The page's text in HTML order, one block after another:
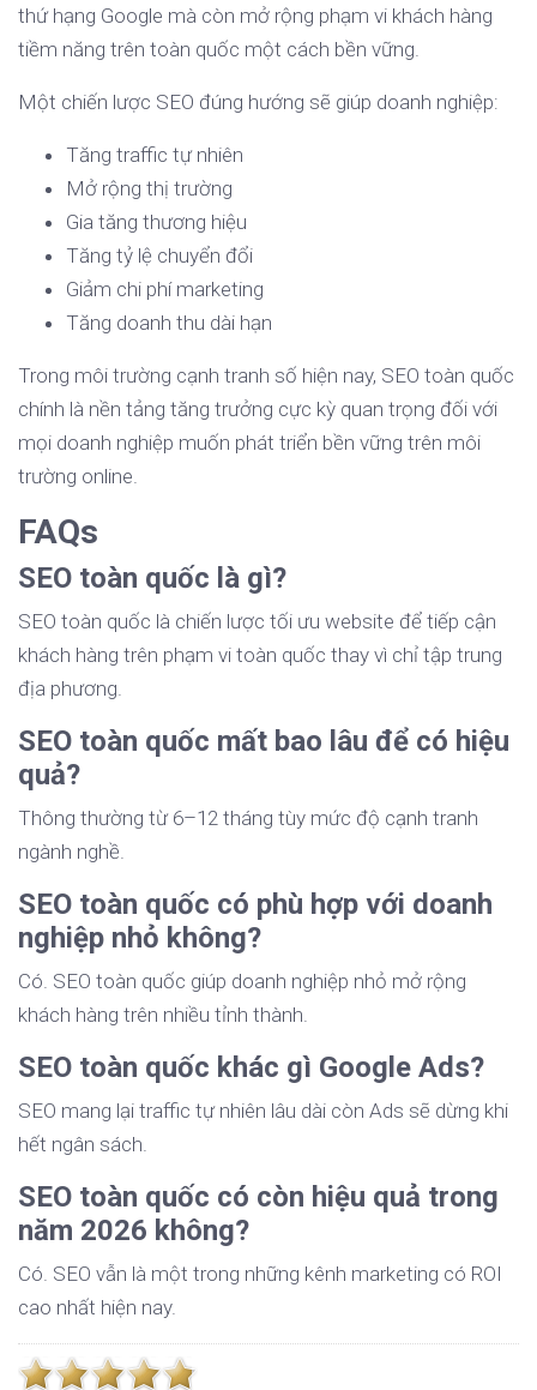
thứ hạng Google mà còn mở rộng phạm vi khách hàng
tiềm năng trên toàn quốc một cách bền vững.
Một chiến lược SEO đúng hướng sẽ giúp doanh nghiệp:
Tăng traffic tự nhiên
Mở rộng thị trường
Gia tăng thương hiệu
Tăng tỷ lệ chuyển đổi
Giảm chi phí marketing
Tăng doanh thu dài hạn
Trong môi trường cạnh tranh số hiện nay, SEO toàn quốc
chính là nền tảng tăng trưởng cực kỳ quan trọng đối với
mọi doanh nghiệp muốn phát triển bền vững trên môi
trường online.
FAQs
SEO toàn quốc là gì?
SEO toàn quốc là chiến lược tối ưu website để tiếp cận
khách hàng trên phạm vi toàn quốc thay vì chỉ tập trung
địa phương.
SEO toàn quốc mất bao lâu để có hiệu
quả?
Thông thường từ 6–12 tháng tùy mức độ cạnh tranh
ngành nghề.
SEO toàn quốc có phù hợp với doanh
nghiệp nhỏ không?
Có. SEO toàn quốc giúp doanh nghiệp nhỏ mở rộng
khách hàng trên nhiều tỉnh thành.
SEO toàn quốc khác gì Google Ads?
SEO mang lại traffic tự nhiên lâu dài còn Ads sẽ dừng khi
hết ngân sách.
SEO toàn quốc có còn hiệu quả trong
năm 2026 không?
Có. SEO vẫn là một trong những kênh marketing có ROI
cao nhất hiện nay.